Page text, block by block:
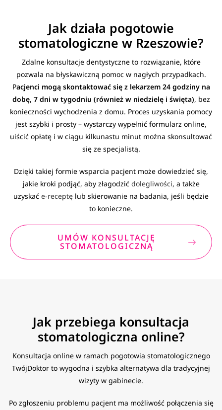
Jak działa pogotowie
stomatologiczne w Rzeszowie?
Zdalne konsultacje dentystyczne to rozwiązanie, które
pozwala na błyskawiczną pomoc w nagłych przypadkach.
Pacjenci mogą skontaktować się z lekarzem 24 godziny na
dobę, 7 dni w tygodniu (również w niedzielę i święta), bez
konieczności wychodzenia z domu. Proces uzyskania pomocy
jest szybki i prosty – wystarczy wypełnić formularz online,
uiścić opłatę i w ciągu kilkunastu minut można skonsultować
się ze specjalistą.
Dzięki takiej formie wsparcia pacjent może dowiedzieć się,
jakie kroki podjąć, aby złagodzić dolegliwości, a także
uzyskać e-receptę lub skierowanie na badania, jeśli będzie
to konieczne.
UMÓW KONSULTACJĘ
STOMATOLOGICZNĄ
Jak przebiega konsultacja
stomatologiczna online?
Konsultacja online w ramach pogotowia stomatologicznego
TwójDoktor to wygodna i szybka alternatywa dla tradycyjnej
wizyty w gabinecie.
Po zgłoszeniu problemu pacjent ma możliwość połączenia się